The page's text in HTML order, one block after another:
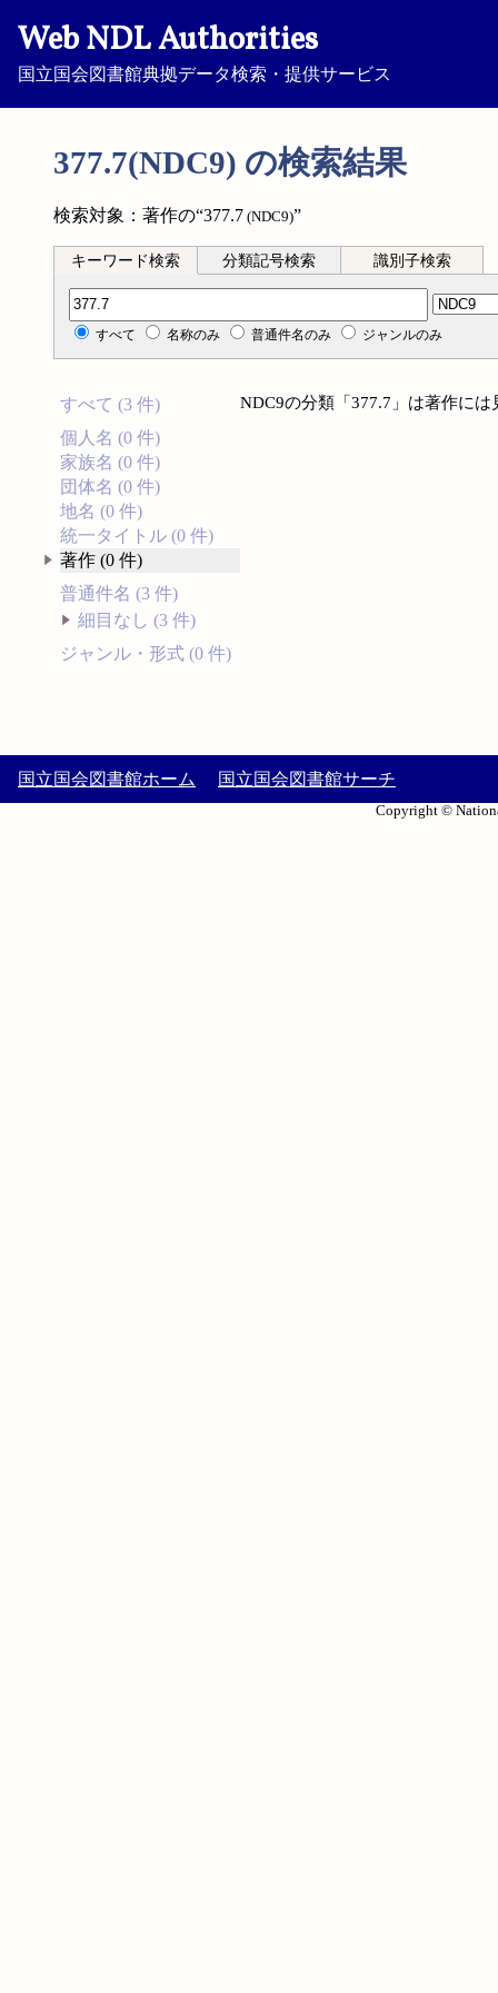
Web NDL Authorities
国立国会図書館典拠データ検索・提供サービス
377.7(NDC9) の検索結果
検索対象：著作の“377.7 (NDC9)”
キーワード検索 分類記号検索 識別子検索
分類記号検索
すべて 名称のみ 普通件名のみ ジャンルのみ
すべて (3 件)
個人名 (0 件)
家族名 (0 件)
団体名 (0 件)
地名 (0 件)
統一タイトル (0 件)
著作 (0 件)
普通件名 (3 件)
細目なし (3 件)
ジャンル・形式 (0 件)
NDC9の分類「377.7」は著作に
国立国会図書館ホーム 国立国会図書館サーチ
Copyright ©